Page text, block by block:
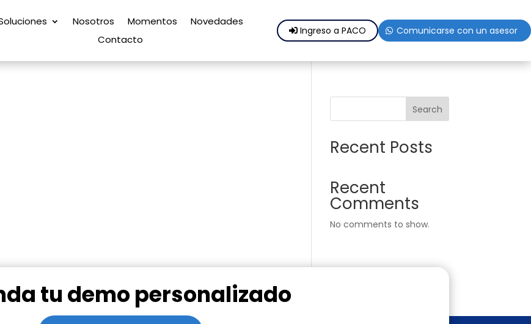
Nosotros Momentos
Novedades
Contacto
Ingreso a PACO Comunicarse con un asesor
Search
Recent Posts
Recent
Comments
No comments to show.
tu demo personalizado